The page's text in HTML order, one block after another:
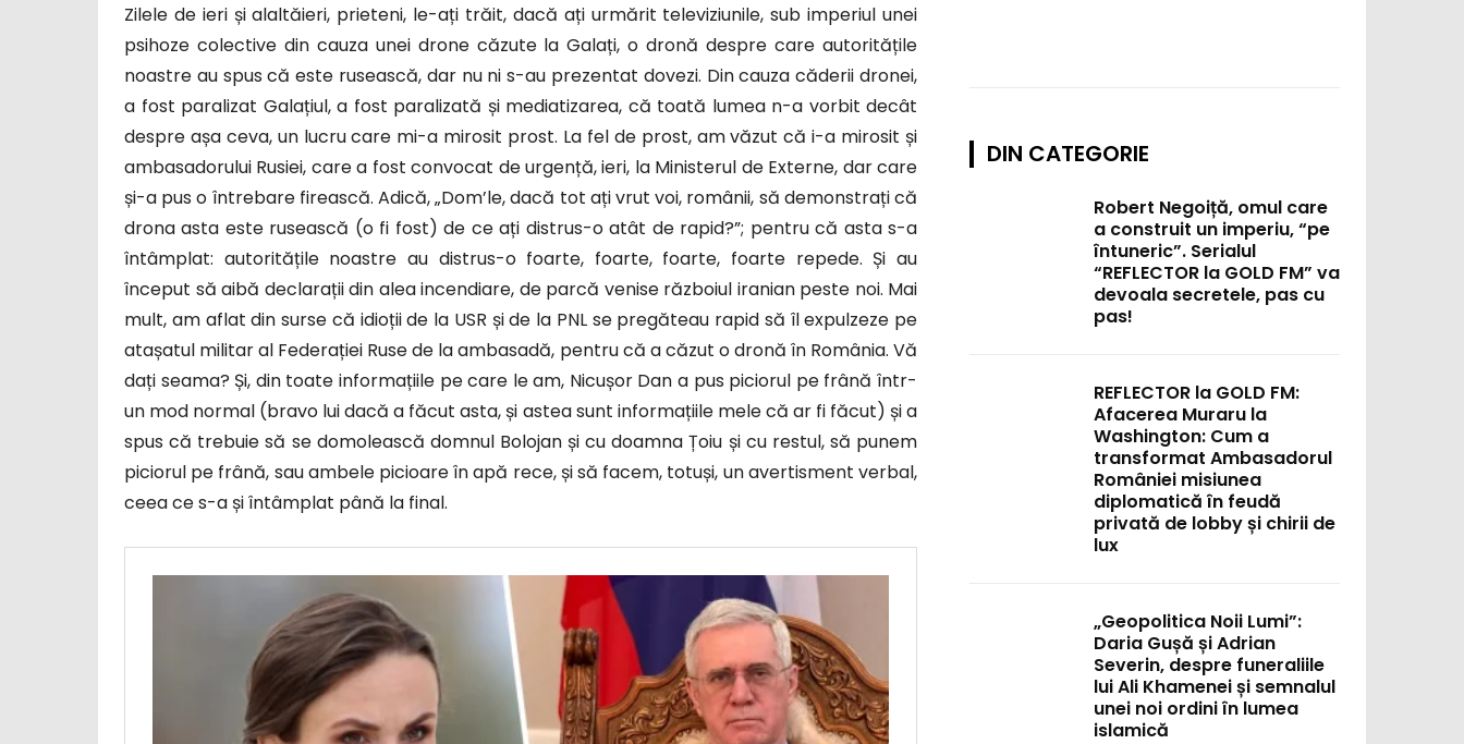
Zilele de ieri și alaltăieri, prieteni, le-ați trăit, dacă ați urmărit televiziunile, sub imperiul unei
psihoze colective din cauza unei drone căzute la Galați, o dronă despre care autoritățile
noastre au spus că este rusească, dar nu ni s-au prezentat dovezi. Din cauza căderii dronei,
a fost paralizat Galațiul, a fost paralizată și mediatizarea, că toată lumea n-a vorbit decât
despre așa ceva, un lucru care mi-a mirosit prost. La fel de prost, am văzut că i-a mirosit și
ambasadorului Rusiei, care a fost convocat de urgență, ieri, la Ministerul de Externe, dar care
și-a pus o întrebare firească. Adică, „Dom’le, dacă tot ați vrut voi, românii, să demonstrați că
drona asta este rusească (o fi fost) de ce ați distrus-o atât de rapid?”; pentru că asta s-a
întâmplat: autoritățile noastre au distrus-o foarte, foarte, foarte, foarte repede. Și au
început să aibă declarații din alea incendiare, de parcă venise războiul iranian peste noi. Mai
mult, am aflat din surse că idioții de la USR și de la PNL se pregăteau rapid să îl expulzeze pe
atașatul militar al Federației Ruse de la ambasadă, pentru că a căzut o dronă în România. Vă
dați seama? Și, din toate informațiile pe care le am, Nicușor Dan a pus piciorul pe frână într-
un mod normal (bravo lui dacă a făcut asta, și astea sunt informațiile mele că ar fi făcut) și a
spus că trebuie să se domolească domnul Bolojan și cu doamna Țoiu și cu restul, să punem
piciorul pe frână, sau ambele picioare în apă rece, și să facem, totuși, un avertisment verbal,
ceea ce s-a și întâmplat până la final.
DIN CATEGORIE
Robert Negoiță, omul care
a construit un imperiu, “pe
întuneric”. Serialul
“REFLECTOR la GOLD FM” va
devoala secretele, pas cu
pas!
REFLECTOR la GOLD FM:
Afacerea Muraru la
Washington: Cum a
transformat Ambasadorul
României misiunea
diplomatică în feudă
privată de lobby și chirii de
lux
„Geopolitica Noii Lumi”:
Daria Gușă și Adrian
Severin, despre funeraliile
lui Ali Khamenei și semnalul
unei noi ordini în lumea
islamică